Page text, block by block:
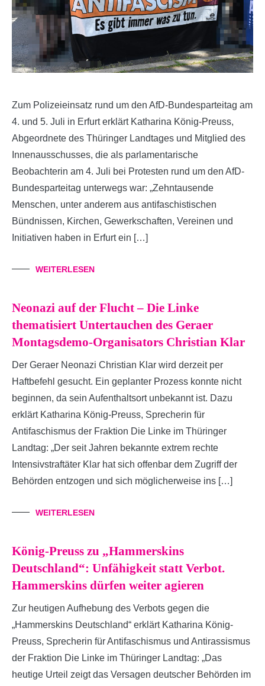
Zum Polizeieinsatz rund um den AfD-Bundesparteitag am
4. und 5. Juli in Erfurt erklärt Katharina König-Preuss,
Abgeordnete des Thüringer Landtages und Mitglied des
Innenausschusses, die als parlamentarische
Beobachterin am 4. Juli bei Protesten rund um den AfD-
Bundesparteitag unterwegs war: „Zehntausende
Menschen, unter anderem aus antifaschistischen
Bündnissen, Kirchen, Gewerkschaften, Vereinen und
Initiativen haben in Erfurt ein […]
WEITERLESEN
Neonazi auf der Flucht – Die Linke
thematisiert Untertauchen des Geraer
Montagsdemo-Organisators Christian Klar
Der Geraer Neonazi Christian Klar wird derzeit per
Haftbefehl gesucht. Ein geplanter Prozess konnte nicht
beginnen, da sein Aufenthaltsort unbekannt ist. Dazu
erklärt Katharina König-Preuss, Sprecherin für
Antifaschismus der Fraktion Die Linke im Thüringer
Landtag: „Der seit Jahren bekannte extrem rechte
Intensivstraftäter Klar hat sich offenbar dem Zugriff der
Behörden entzogen und sich möglicherweise ins […]
WEITERLESEN
König-Preuss zu „Hammerskins
Deutschland“: Unfähigkeit statt Verbot.
Hammerskins dürfen weiter agieren
Zur heutigen Aufhebung des Verbots gegen die
„Hammerskins Deutschland“ erklärt Katharina König-
Preuss, Sprecherin für Antifaschismus und Antirassismus
der Fraktion Die Linke im Thüringer Landtag: „Das
heutige Urteil zeigt das Versagen deutscher Behörden im